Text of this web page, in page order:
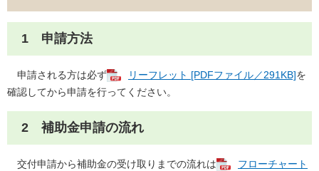
1 申請方法
申請される方は必ず リーフレット [PDFファイル／291KB]を
確認してから申請を行ってください。
2 補助金申請の流れ
交付申請から補助金の受け取りまでの流れは
フローチャート